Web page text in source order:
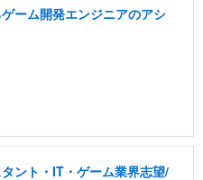
ーム開発エンジニアのアシ
ント・IT・ゲーム業界志望/